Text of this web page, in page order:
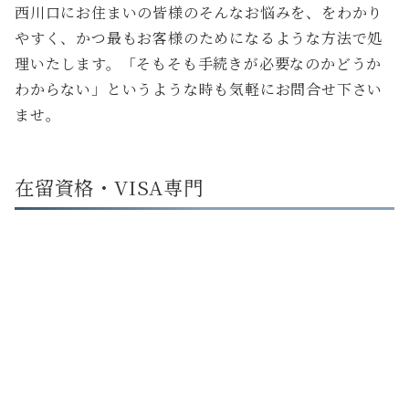
西川口にお住まいの皆様のそんなお悩みを、をわかり
やすく、かつ最もお客様のためになるような方法で処
理いたします。「そもそも手続きが必要なのかどうか
わからない」というような時も気軽にお問合せ下さい
ませ。
在留資格・VISA専門